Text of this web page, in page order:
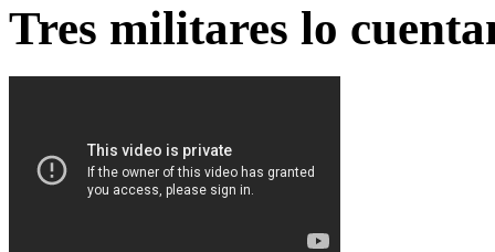
Tres militares lo